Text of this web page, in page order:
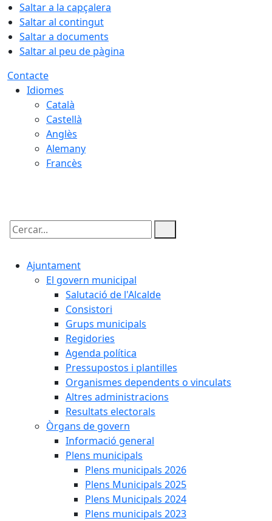
Saltar a la capçalera
Saltar al contingut
Saltar a documents
Saltar al peu de pàgina
Contacte
Idiomes
Català
Castellà
Anglès
Alemany
Francès
Cercar:
Ajuntament
El govern municipal
Salutació de l'Alcalde
Consistori
Grups municipals
Regidories
Agenda política
Pressupostos i plantilles
Organismes dependents o vinculats
Altres administracions
Resultats electorals
Òrgans de govern
Informació general
Plens municipals
Plens municipals 2026
Plens Municipals 2025
Plens Municipals 2024
Plens municipals 2023